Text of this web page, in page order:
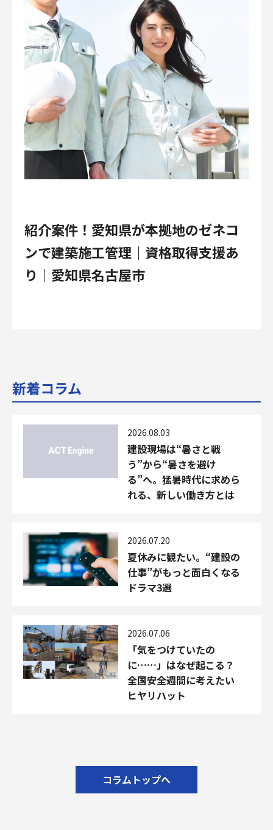
紹介案件！愛知県が本拠地のゼネコ
ンで建築施工管理｜資格取得支援あ
り｜愛知県名古屋市
新着コラム
2026.08.03
建設現場は“暑さと戦
う”から“暑さを避け
る”へ。猛暑時代に求めら
れる、新しい働き方とは
2026.07.20
夏休みに観たい。“建設の
仕事”がもっと面白くなる
ドラマ3選
2026.07.06
「気をつけていたの
に……」はなぜ起こる？
全国安全週間に考えたい
ヒヤリハット
コラムトップへ